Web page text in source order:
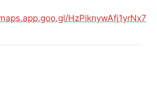
HzPiknywAfj1yrNx7